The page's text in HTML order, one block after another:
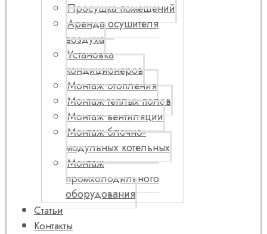
Просушка помещений
Аренда осушителя
воздуха
Установка
кондиционеров
Монтаж отопления
Монтаж теплых полов
Монтаж вентиляции
Монтаж блочно-
модульных котельных
Монтаж
промхолодильного
оборудования
Статьи
Контакты